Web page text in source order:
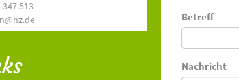
513
Betreff
Nachricht